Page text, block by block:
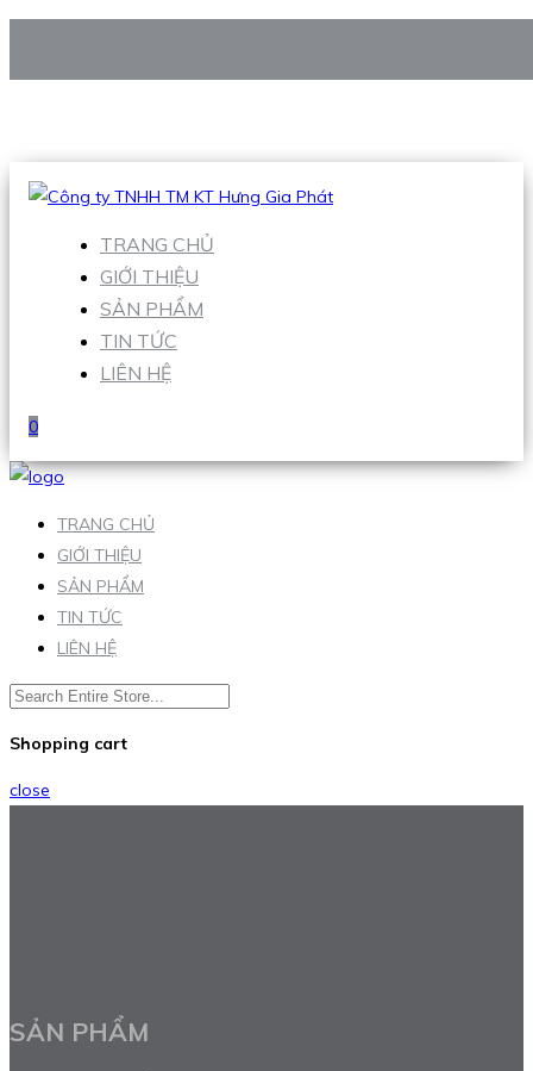
Hotline:0938 906 663
TRANG CHỦ
GIỚI THIỆU
SẢN PHẨM
TIN TỨC
LIÊN HỆ
0
TRANG CHỦ
GIỚI THIỆU
SẢN PHẨM
TIN TỨC
LIÊN HỆ
Shopping cart
close
SẢN PHẨM